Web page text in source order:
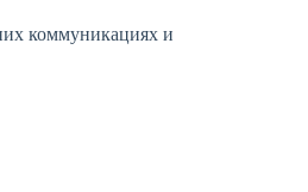
коммуникациях и